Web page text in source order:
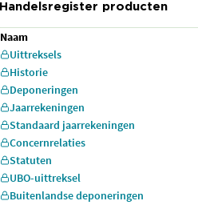
Handelsregister producten
Naam
Uittreksels
Historie
Deponeringen
Jaarrekeningen
Standaard jaarrekeningen
Concernrelaties
Statuten
UBO-uittreksel
Buitenlandse deponeringen